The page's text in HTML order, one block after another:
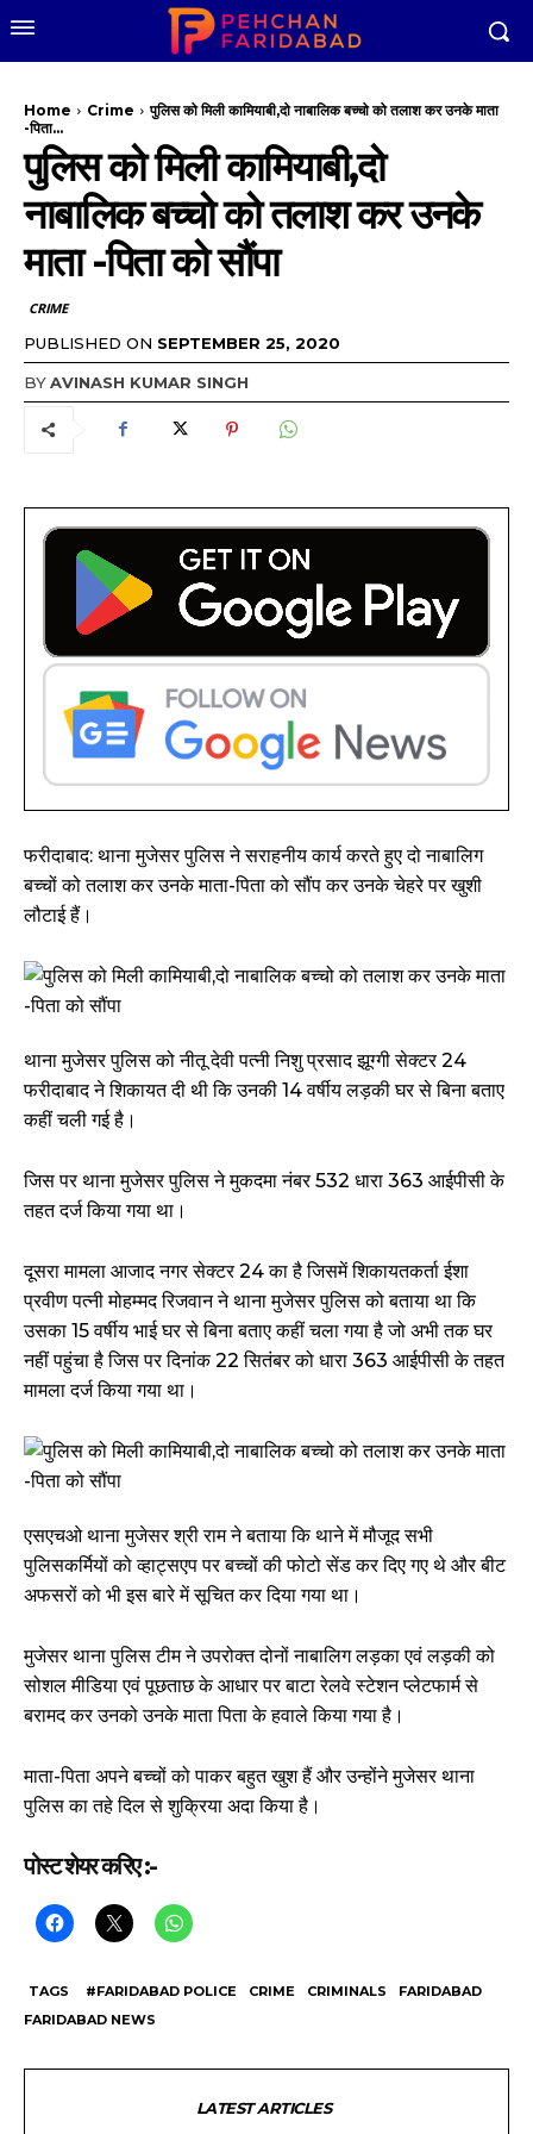
Home Crime
पुलिस को मिली कामियाबी,दो नाबालिक बच्चो को तलाश कर उनके माता
-पिता...
पुलिस को मिली कामियाबी,दो
नाबालिक बच्चो को तलाश कर उनके
माता -पिता को सौंपा
CRIME
PUBLISHED ON SEPTEMBER 25, 2020
BYAVINASH KUMAR SINGH
फरीदाबाद: थाना मुजेसर पुलिस ने सराहनीय कार्य करते हुए दो नाबालिग
बच्चों को तलाश कर उनके माता-पिता को सौंप कर उनके चेहरे पर खुशी
लौटाई हैं।
थाना मुजेसर पुलिस को नीतू देवी पत्नी निशु प्रसाद झूग्गी सेक्टर 24
फरीदाबाद ने शिकायत दी थी कि उनकी 14 वर्षीय लड़की घर से बिना बताए
कहीं चली गई है।
जिस पर थाना मुजेसर पुलिस ने मुकदमा नंबर 532 धारा 363 आईपीसी के
तहत दर्ज किया गया था।
दूसरा मामला आजाद नगर सेक्टर 24 का है जिसमें शिकायतकर्ता ईशा
प्रवीण पत्नी मोहम्मद रिजवान ने थाना मुजेसर पुलिस को बताया था कि
उसका 15 वर्षीय भाई घर से बिना बताए कहीं चला गया है जो अभी तक घर
नहीं पहुंचा है जिस पर दिनांक 22 सितंबर को धारा 363 आईपीसी के तहत
मामला दर्ज किया गया था।
एसएचओ थाना मुजेसर श्री राम ने बताया कि थाने में मौजूद सभी
पुलिसकर्मियों को व्हाट्सएप पर बच्चों की फोटो सेंड कर दिए गए थे और बीट
अफसरों को भी इस बारे में सूचित कर दिया गया था।
मुजेसर थाना पुलिस टीम ने उपरोक्त दोनों नाबालिग लड़का एवं लड़की को
सोशल मीडिया एवं पूछताछ के आधार पर बाटा रेलवे स्टेशन प्लेटफार्म से
बरामद कर उनको उनके माता पिता के हवाले किया गया है।
माता-पिता अपने बच्चों को पाकर बहुत खुश हैं और उन्होंने मुजेसर थाना
पुलिस का तहे दिल से शुक्रिया अदा किया है।
पोस्ट शेयर करिए :-
TAGS #FARIDABAD POLICE CRIME CRIMINALS
FARIDABAD
FARIDABAD NEWS
LATEST ARTICLES